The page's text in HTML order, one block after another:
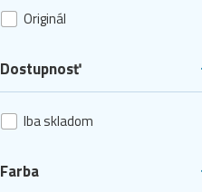
Originál
Dostupnosť
Iba skladom
Farba